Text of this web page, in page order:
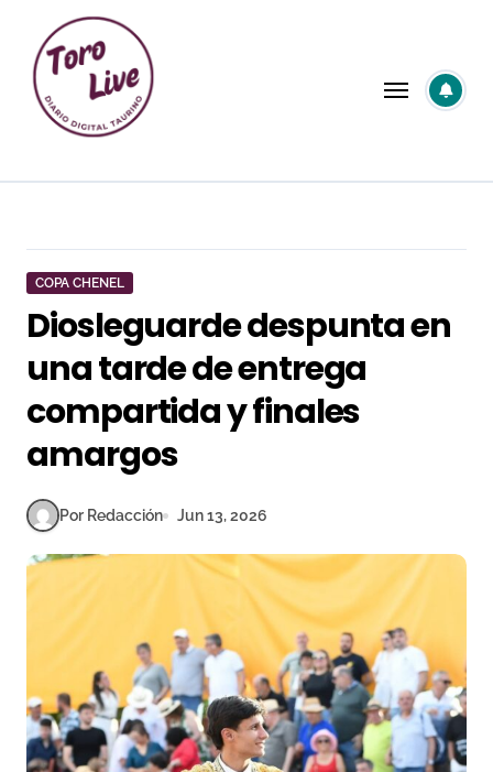
contenido
COPA CHENEL
Diosleguarde despunta en
una tarde de entrega
compartida y finales
amargos
Por Redacción Jun 13, 2026